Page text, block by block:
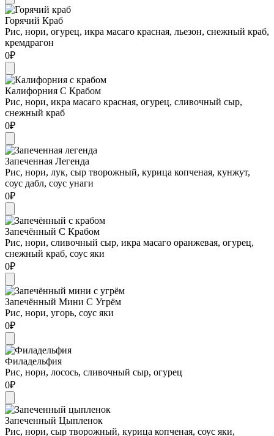
Горячий Краб
Рис, нори, огурец, икра масаго красная, льезон, снежный краб,
кремдрагон
0₽
Калифорния С Крабом
Рис, нори, икра масаго красная, огурец, сливочный сыр,
снежный краб
0₽
Запеченная Легенда
Рис, нори, лук, сыр творожный, курица копченая, кунжут,
соус дабл, соус унаги
0₽
Запечённый С Крабом
Рис, нори, сливочный сыр, икра масаго оранжевая, огурец,
снежный краб, соус яки
0₽
Запечённый Мини С Угрём
Рис, нори, угорь, соус яки
0₽
Филадельфия
Рис, нори, лосось, сливочный сыр, огурец
0₽
Запеченный Цыпленок
Рис, нори, сыр творожный, курица копченая, соус яки,